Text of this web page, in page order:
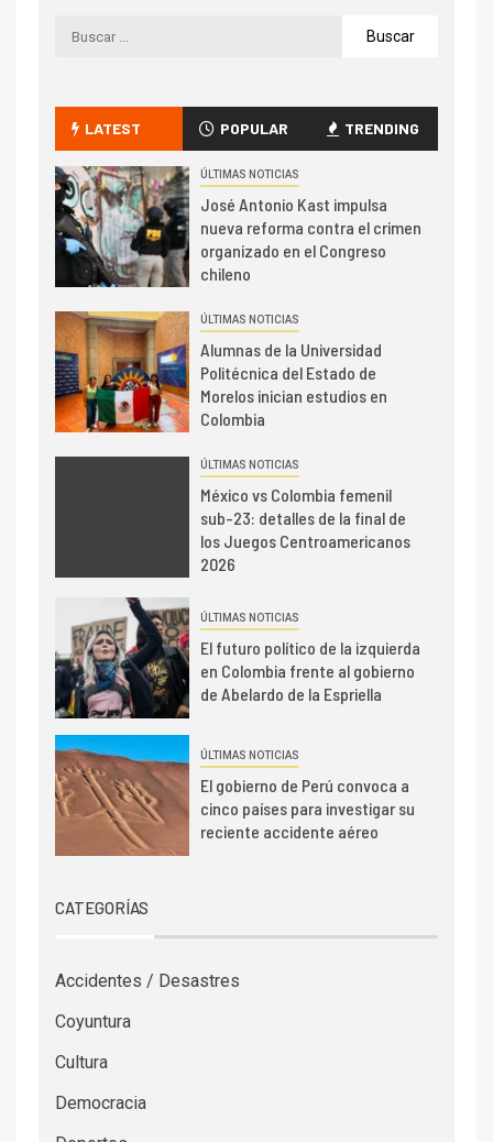
LATEST POPULAR TRENDING
ÚLTIMAS NOTICIAS
José Antonio Kast impulsa
nueva reforma contra el crimen
organizado en el Congreso
chileno
ÚLTIMAS NOTICIAS
Alumnas de la Universidad
Politécnica del Estado de
Morelos inician estudios en
Colombia
ÚLTIMAS NOTICIAS
México vs Colombia femenil
sub-23: detalles de la final de
los Juegos Centroamericanos
2026
ÚLTIMAS NOTICIAS
El futuro político de la izquierda
en Colombia frente al gobierno
de Abelardo de la Espriella
ÚLTIMAS NOTICIAS
El gobierno de Perú convoca a
cinco países para investigar su
reciente accidente aéreo
CATEGORÍAS
Accidentes / Desastres
Coyuntura
Cultura
Democracia